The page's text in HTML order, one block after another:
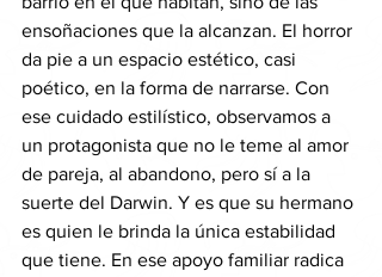
ensoñaciones que la alcanzan. El horror
da pie a un espacio estético, casi
poético, en la forma de narrarse. Con
ese cuidado estilístico, observamos a
un protagonista que no le teme al amor
de pareja, al abandono, pero sí a la
suerte del Darwin. Y es que su hermano
es quien le brinda la única estabilidad
que tiene. En ese apoyo familiar radica